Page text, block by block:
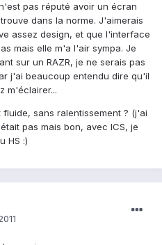
pas réputé avoir un écran
dans la norme. J'aimerais
assez design, et que l'interface
mais elle m'a l'air sympa. Je
sur un RAZR, je ne serais pas
j'ai beaucoup entendu dire qu'il
m'éclairer...
sans ralentissement ? (j'ai
pas mais bon, avec ICS, je
HS :)